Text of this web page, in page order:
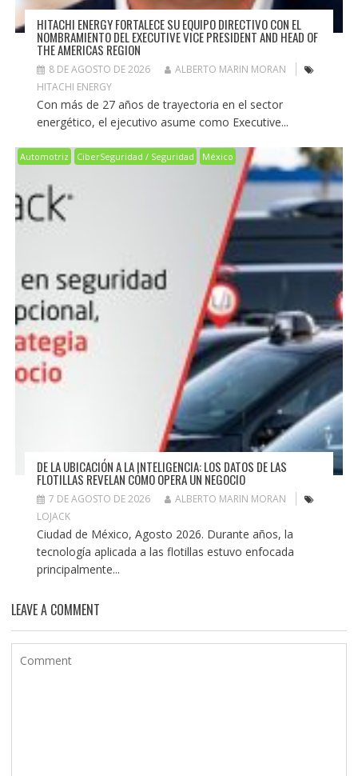
HITACHI ENERGY FORTALECE SU EQUIPO DIRECTIVO CON EL
NOMBRAMIENTO DEL EXECUTIVE VICE PRESIDENT AND HEAD OF
THE AMERICAS REGION
8 DE AGOSTO DE 2026
ALBERTO MARIN MORAN
HITACHI ENERGY
Con más de 27 años de trayectoria en el sector
energético, el ejecutivo asume como Executive...
Automotriz CiberSeguridad / Seguridad México
DE LA UBICACIÓN A LA INTELIGENCIA: LOS DATOS DE LAS
FLOTILLAS REVELAN CÓMO OPERA UN NEGOCIO
7 DE AGOSTO DE 2026
ALBERTO MARIN MORAN
LOJACK
Ciudad de México, Agosto 2026. Durante años, la
tecnología aplicada a las flotillas estuvo enfocada
principalmente...
LEAVE A COMMENT